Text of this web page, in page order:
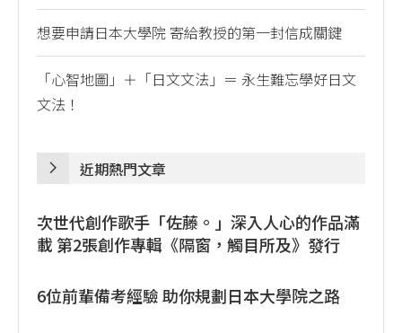
想要申請日本大學院 寄給教授的第一封信成關鍵
「心智地圖」＋「日文文法」＝ 永生難忘學好日文
文法！
近期熱門文章
次世代創作歌手「佐藤。」深入人心的作品滿
載 第2張創作專輯《隔窗，觸目所及》發行
6位前輩備考經驗 助你規劃日本大學院之路